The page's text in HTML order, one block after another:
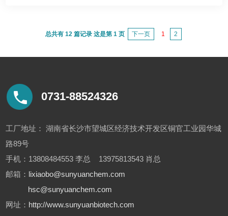
总共有 12 篇记录 这是第 1 页 下一页 1 2
0731-88524326
工厂地址： 湖南省长沙市望城区经济技术开发区铜官工业园华城
路89号
手机：13808484553 李总 13975813543 肖总
邮箱： lixiaobo@sunyuanchem.com
hsc@sunyuanchem.com
网址： http://www.sunyuanbiotech.com